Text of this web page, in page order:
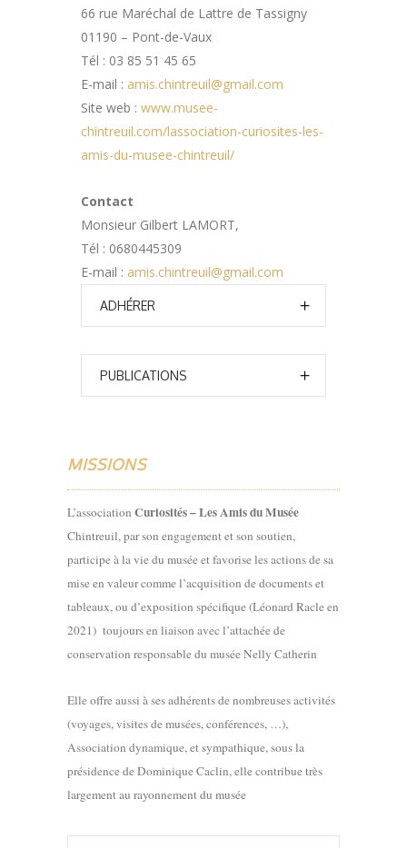
66 rue Maréchal de Lattre de Tassigny
01190 – Pont-de-Vaux
Tél : 03 85 51 45 65
E-mail : amis.chintreuil@gmail.com
Site web : www.musee-
chintreuil.com/lassociation-curiosites-les-
amis-du-musee-chintreuil/
Contact
Monsieur Gilbert LAMORT,
Tél : 0680445309
E-mail : amis.chintreuil@gmail.com
ADHÉRER
PUBLICATIONS
MISSIONS
L’association Curiosités – Les Amis du Musée
Chintreuil, par son engagement et son soutien,
participe à la vie du musée et favorise les actions de sa
mise en valeur comme l’acquisition de documents et
tableaux, ou d’exposition spécifique (Léonard Racle en
2021) toujours en liaison avec l’attachée de
conservation responsable du musée Nelly Catherin
Elle offre aussi à ses adhérents de nombreuses activités
(voyages, visites de musées, conférences, …),
Association dynamique, et sympathique, sous la
présidence de Dominique Caclin, elle contribue très
largement au rayonnement du musée